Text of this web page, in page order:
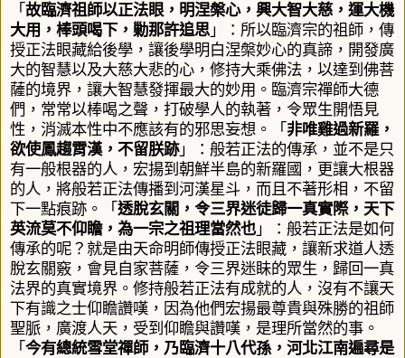
「 故臨濟祖師以正法眼，明涅槃心，興大智大慈，運大機
大用，棒頭喝下，勦那許追思」：所以臨濟宗的祖師，傳
授正法眼藏給後學，讓後學明白涅槃妙心的真諦，開發廣
大的智慧以及大慈大悲的心，修持大乘佛法，以達到佛菩
薩的境界，讓大智慧發揮最大的妙用。臨濟宗禪師大德
們，常常以棒喝之聲，打破學人的執著，令眾生開悟見
性，消滅本性中不應該有的邪思妄想。「 非唯雞過新羅，
欲使鳳趨霄漢， 不留朕跡」：般若正法的傳承，並不是只
有一般根器的人，宏揚到朝鮮半島的新羅國，更讓大根器
的人，將般若正法傳播到河漢星斗，而且不著形相，不留
下一點痕跡。「 透脫玄關，令三界迷徒歸一真實際，天下
英流莫不仰瞻，為一宗之祖理當然也」：般若正法是如何
傳承的呢？就是由天命明師傳授正法眼藏，讓新求道人透
脫玄關竅，會見自家菩薩，令三界迷眛的眾生，歸回一真
法界的真實境界。修持般若正法有成就的人，沒有不讓天
下有識之士仰瞻讚嘆，因為他們宏揚最尊貴與殊勝的祖師
聖脈，廣渡人天，受到仰瞻與讚嘆，是理所當然的事。
「 今有總統雪堂禪師，乃臨濟十八代孫，河北江南遍尋是